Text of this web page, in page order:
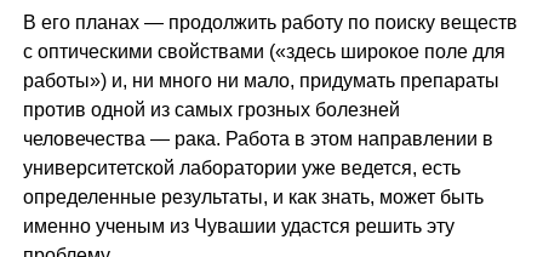
В его планах — продолжить работу по поиску веществ
с оптическими свойствами («здесь широкое поле для
работы») и, ни много ни мало, придумать препараты
против одной из самых грозных болезней
человечества — рака. Работа в этом направлении в
университетской лаборатории уже ведется, есть
определенные результаты, и как знать, может быть
именно ученым из Чувашии удастся решить эту